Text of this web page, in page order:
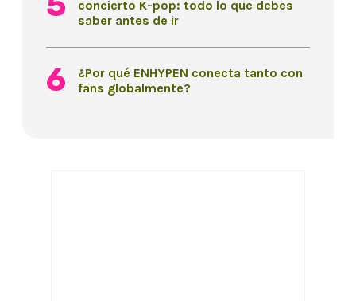
concierto K-pop: todo lo que debes
saber antes de ir
¿Por qué ENHYPEN conecta tanto con
fans globalmente?